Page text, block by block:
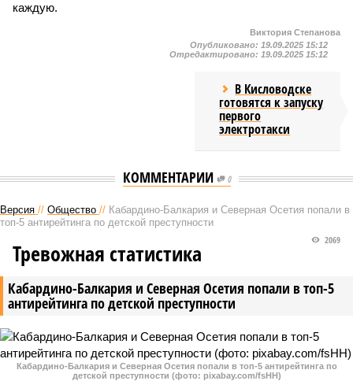
каждую.
Виктория Степанова
Опубликовано: 19.09.2025 15:12
Отредактировано: 19.09.2025 15:12
В Кисловодске
готовятся к запуску
первого
электротакси
КОММЕНТАРИИ 0
Версия // Общество // Кабардино-Балкария и Северная Осетия попали в
топ-5 антирейтинга по детской преступности
Кабардино-Балкария и Северная Осетия попали в топ-5
антирейтинга по детской преступности
2069
Тревожная статистика
Кабардино-Балкария и Северная Осетия попали в топ-5 антирейтинга по
детской преступности (фото: pixabay.com/fsHH)